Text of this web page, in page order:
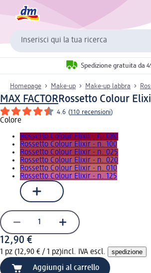
Inserisci qui la tua ricerca
Spedizione gratuita da
Homepage Make-up Make-up labbra
MAX FACTORRossetto Colour
4.6 (110 recensioni)
Colore
Rossetto Colour Elixir - n. 080
Rossetto Colour Elixir - n. 100
Rossetto Colour Elixir - n. 025
Rossetto Colour Elixir - n. 020
Rossetto Colour Elixir - n. 010
Rossetto Colour Elixir - n. 125
12,90 €
1 pz (12,90 € / 1 pz)incl. IVA escl. spedizione
Aggiungi al carrello